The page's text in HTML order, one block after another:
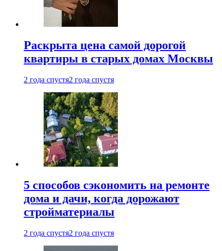
Раскрыта цена самой дорогой
квартиры в старых домах Москвы
2 года спустя2 года спустя
5 способов сэкономить на ремонте
дома и дачи, когда дорожают
стройматериалы
2 года спустя2 года спустя